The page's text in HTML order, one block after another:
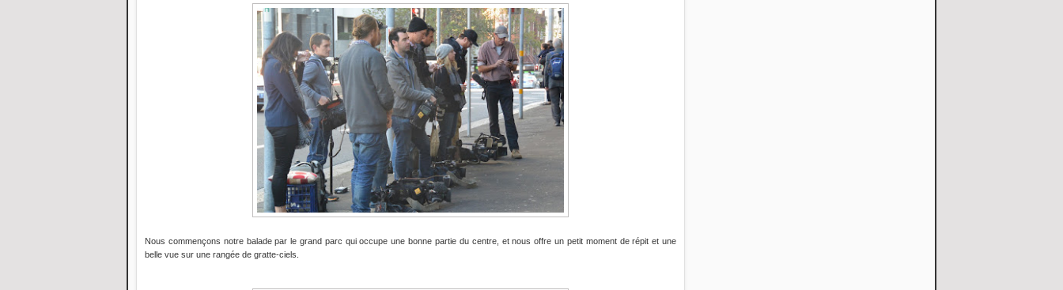
Nous commençons notre balade par le grand parc qui occupe une bonne partie du centre, et nous offre un petit moment de répit et une
belle vue sur une rangée de gratte-ciels.